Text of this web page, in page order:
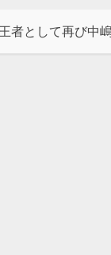
者として再び中